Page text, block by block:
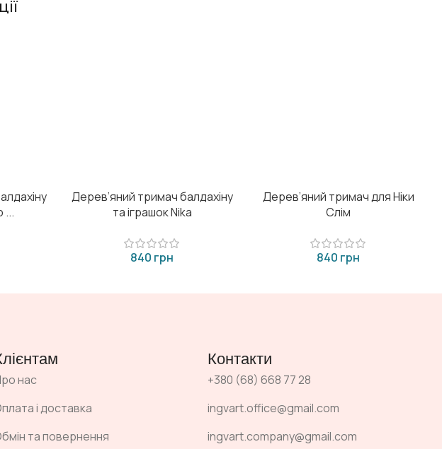
...
Дерев’яний тримач балдахіну
та іграшок Nika
грн
Дерев’яний тримач для Ніки
Слім
грн
нас
і доставка
та повернення
Контакти
+380 (68) 668 77 28
ingvart.office@gmail.com
ingvart.company@gmail.com